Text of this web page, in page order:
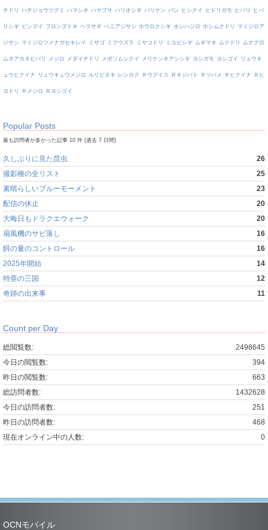
チドリ ハチジョウツグミ ハマシギ ハヤブサ ハリオシギ バリケン バン ヒシクイ ヒドリガモ ヒバリ ヒバ
リシギ ビンズイ ブロンズトキ ヘラサギ ベニアジサシ ホウロクシギ ホシハジロ ホシムクドリ マミジロア
ジサシ マミジロツメナガセキレイ ミサゴ ミフウズラ ミヤコドリ ミユビシギ ムギマキ ムクドリ ムナグロ
ムネアカタヒバリ メジロ メダイチドリ メボソムシクイ メリケンキアシシギ ヨシガモ ヨシゴイ リュウキ
ュウヒクイナ リュウキュウメジロ ルリビタキ レンカク Ｒウグイス Ｒキジバト Ｒツバメ Ｒヒクイナ Ｒヒ
ヨドリ Ｒメジロ Ｒヨシゴイ
Popular Posts
最も訪問者が多かった記事 10 件 (過去 7 日間)
久しぶりに見た昆虫
26
撮影種の全リスト
25
素晴らしいブルーモーメント
23
配信の休止
20
大晦日もドラクエウォーク
20
扇風機のサビ落し
16
餌の量のコントロール
16
2025年開始
14
特亜の三国
12
奇跡の出来事
11
Count per Day
2498645
総閲覧数:
394
今日の閲覧数:
663
昨日の閲覧数:
1432628
総訪問者数:
251
今日の訪問者数:
468
昨日の訪問者数:
0
現在オンライン中の人数:
OCNモバイル